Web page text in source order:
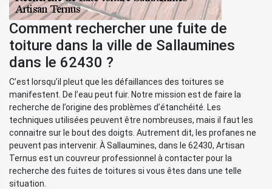
Comment rechercher une fuite de
toiture dans la ville de Sallaumines
dans le 62430 ?
C’est lorsqu’il pleut que les défaillances des toitures se
manifestent. De l’eau peut fuir. Notre mission est de faire la
recherche de l’origine des problèmes d’étanchéité. Les
techniques utilisées peuvent être nombreuses, mais il faut les
connaitre sur le bout des doigts. Autrement dit, les profanes ne
peuvent pas intervenir. À Sallaumines, dans le 62430, Artisan
Ternus est un couvreur professionnel à contacter pour la
recherche des fuites de toitures si vous êtes dans une telle
situation.